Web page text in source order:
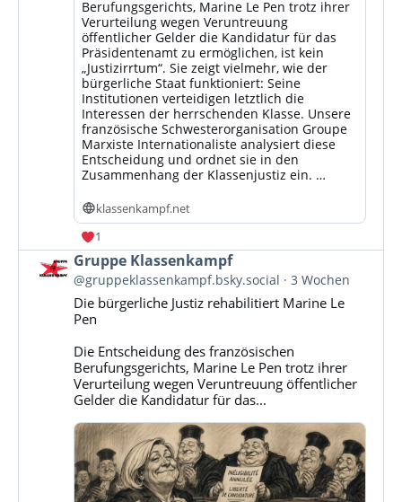
Berufungsgerichts, Marine Le Pen trotz ihrer
Verurteilung wegen Veruntreuung
öffentlicher Gelder die Kandidatur für das
Präsidentenamt zu ermöglichen, ist kein
„Justizirrtum“. Sie zeigt vielmehr, wie der
bürgerliche Staat funktioniert: Seine
Institutionen verteidigen letztlich die
Interessen der herrschenden Klasse. Unsere
französische Schwesterorganisation Groupe
Marxiste Internationaliste analysiert diese
Entscheidung und ordnet sie in den
Zusammenhang der Klassenjustiz ein. …
klassenkampf.net
1
Beitrag
von
Gruppe
Klassenkampf
Bluesky
ansehen
Gruppe Klassenkampf
@gruppeklassenkampf.bsky.social 3 Wochen
Die bürgerliche Justiz rehabilitiert Marine Le
Pen
Die Entscheidung des französischen
Berufungsgerichts, Marine Le Pen trotz ihrer
Verurteilung wegen Veruntreuung öffentlicher
Gelder die Kandidatur für das...